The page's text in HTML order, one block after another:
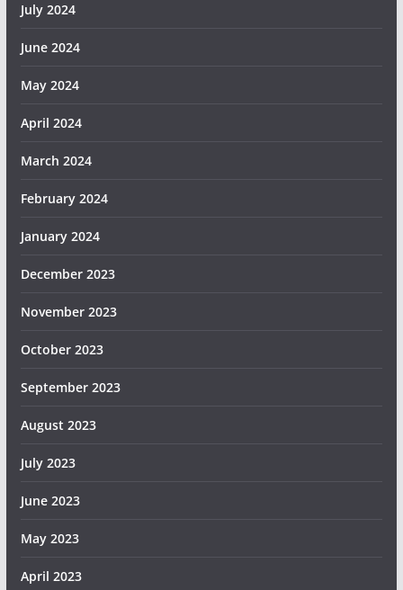
July 2024
June 2024
May 2024
April 2024
March 2024
February 2024
January 2024
December 2023
November 2023
October 2023
September 2023
August 2023
July 2023
June 2023
May 2023
April 2023